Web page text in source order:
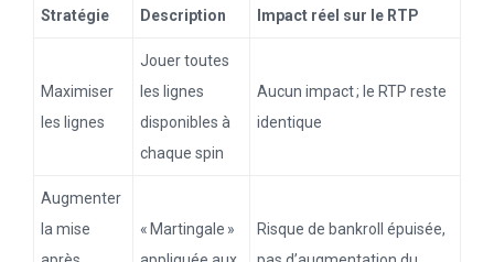
Stratégie Description Impact réel sur le RTP
Maximiser
les lignes
Jouer toutes
les lignes
disponibles à
chaque spin
Aucun impact ; le RTP reste
identique
Augmenter
la mise
« Martingale »
Risque de bankroll épuisée,